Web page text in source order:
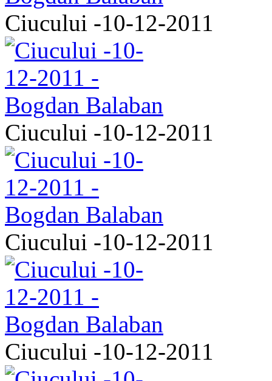
Ciucului -10-12-2011
Ciucului -10-12-2011
Ciucului -10-12-2011
Ciucului -10-12-2011